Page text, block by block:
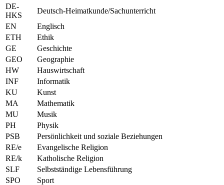
DE-
HKS
Deutsch-Heimatkunde/Sachunterricht
EN
Englisch
ETH
Ethik
GE
Geschichte
GEO
Geographie
HW
Hauswirtschaft
INF
Informatik
KU
Kunst
MA
Mathematik
MU
Musik
PH
Physik
PSB
Persönlichkeit und soziale Beziehungen
RE/e
Evangelische Religion
RE/k
Katholische Religion
SLF
Selbstständige Lebensführung
SPO
Sport